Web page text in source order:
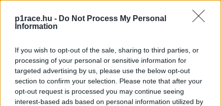
p1race.hu - Do Not Process My Personal
Information
If you wish to opt-out of the sale, sharing to third parties, or
processing of your personal or sensitive information for
targeted advertising by us, please use the below opt-out
section to confirm your selection. Please note that after your
opt-out request is processed you may continue seeing
interest-based ads based on personal information utilized by
Csere jöhet gumifronton – a
MotoGP elvesztéséért
Nyolc éve hunyt el az utolsó
amerikai MotoGP-bajnok